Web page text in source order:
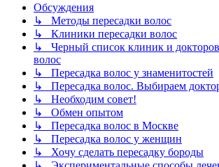
Обсуждения
↳ Методы пересадки волос
↳ Клиники пересадки волос
↳ Черный список клиник и докторов
волос
↳ Пересадка волос у знаменитостей
↳ Пересадка волос. Выбираем
↳ Необходим совет!
↳ Обмен опытом
↳ Пересадка волос в Москве
↳ Пересадка волос у женщин
↳ Хочу сделать пересадку бороды